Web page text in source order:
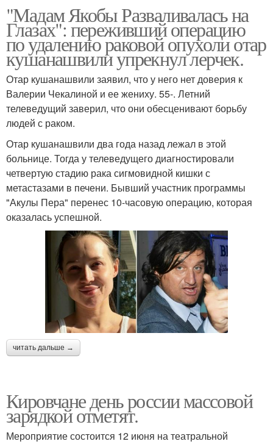
"Мадам Якобы Разваливалась на
Глазах": переживший операцию
по удалению раковой опухоли отар
кушанашвили упрекнул лерчек.
Отар кушанашвили заявил, что у него нет доверия к
Валерии Чекалиной и ее жениху. 55-. Летний
телеведущий заверил, что они обесценивают борьбу
людей с раком.
Отар кушанашвили два года назад лежал в этой
больнице. Тогда у телеведущего диагностировали
четвертую стадию рака сигмовидной кишки с
метастазами в печени. Бывший участник программы
"Акулы Пера" перенес 10-часовую операцию, которая
оказалась успешной.
читать дальше →
Кировчане день россии массовой
зарядкой отметят.
Мероприятие состоится 12 июня на театральной